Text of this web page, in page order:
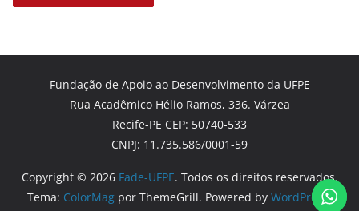
Fundação de Apoio ao Desenvolvimento da UFPE
Rua Acadêmico Hélio Ramos, 336. Várzea
Recife-PE CEP: 50740-533
CNPJ: 11.735.586/0001-59
Copyright © 2026 Fade-UFPE. Todos os direitos reservados.
Tema: ColorMag por ThemeGrill. Powered by WordPress.